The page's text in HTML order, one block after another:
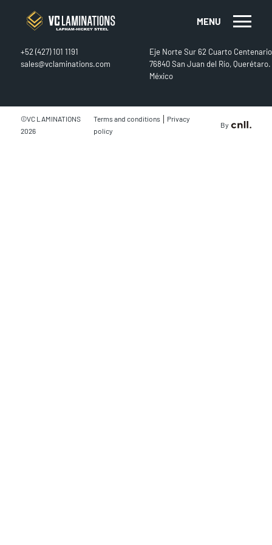
MENU
CONTACT
+52 (427) 101 1191
sales@vclaminations.com
Eje Norte Sur 62 Cuarto Centenario
76840 San Juan del Río, Querétaro.
México
©VC LAMINATIONS
2026
Terms and conditions | Privacy
policy
By